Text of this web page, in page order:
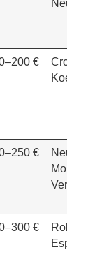
Neuhof
€
€
Neudorf,
Montagne
Verte
€
Robertsau,
Esplanade